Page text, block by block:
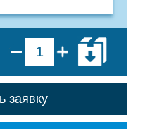
заявку